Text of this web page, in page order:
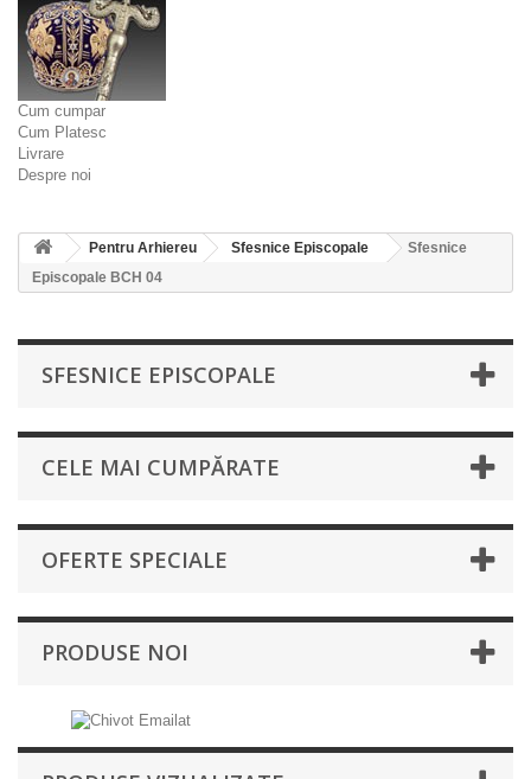
Cum cumpar
Cum Platesc
Livrare
Despre noi
Pentru Arhiereu Sfesnice Episcopale
Sfesnice
Episcopale BCH 04
SFESNICE EPISCOPALE
CELE MAI CUMPĂRATE
OFERTE SPECIALE
PRODUSE NOI